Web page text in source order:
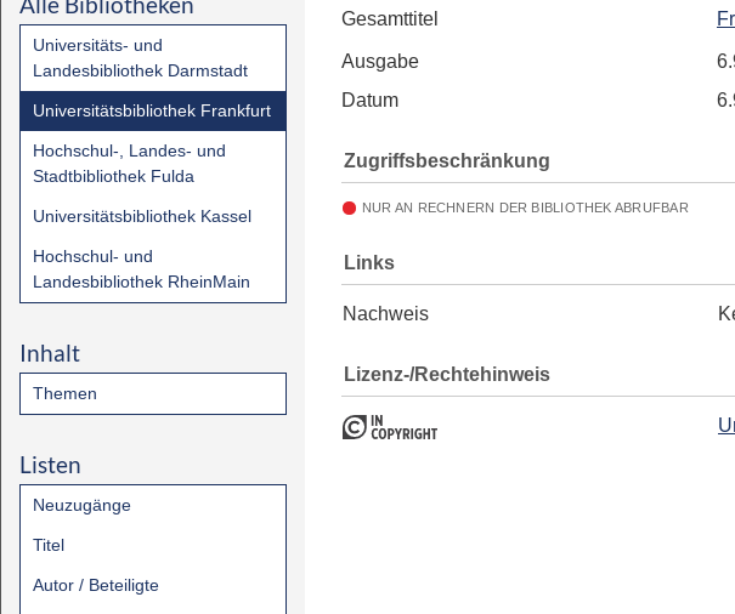
Universitäts- und
Landesbibliothek Darmstadt
Universitätsbibliothek Frankfurt
Hochschul-, Landes- und
Stadtbibliothek Fulda
Universitätsbibliothek Kassel
Hochschul- und
Landesbibliothek RheinMain
Inhalt
Themen
Listen
Neuzugänge
Titel
Autor / Beteiligte
Gesamttitel
Ausgabe
Datum
Zugriffsbeschränkung
NUR AN RECHNERN DER BIBLIOTHEK ABRUFBAR
Links
Nachweis
Lizenz-/Rechtehinweis